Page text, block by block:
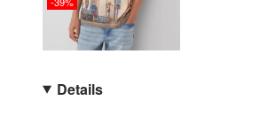
Details